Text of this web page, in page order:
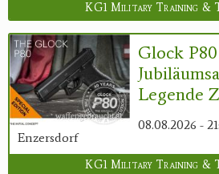
KG1 Military Training &
Glock P80
Legende
08.08.2026 -
Enzersdorf
KG1 Military Training &